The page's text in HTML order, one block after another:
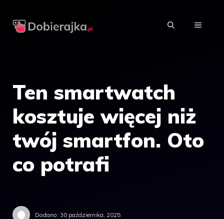
MENU
Ten smartwatch
kosztuje więcej niż
twój smartfon. Oto
co potrafi
Dodano: 30 października, 2025